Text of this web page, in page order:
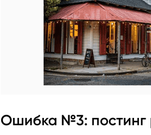
Ошибка №3: постинг